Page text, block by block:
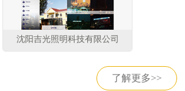
沈阳吉光照明科技有限公司
了解更多>>